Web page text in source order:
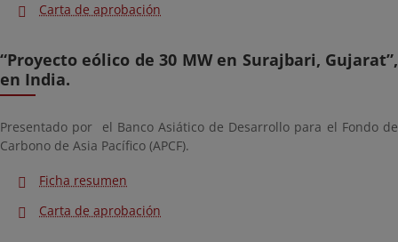
Carta de aprobación
“Proyecto eólico de 30 MW en Surajbari, Gujarat”,
en India.
Presentado por el Banco Asiático de Desarrollo para el Fondo de
Carbono de Asia Pacífico (APCF).
Ficha resumen
Carta de aprobación